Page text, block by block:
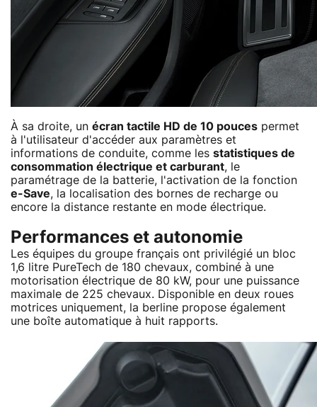
À sa droite, un écran tactile HD de 10 pouces permet
à l'utilisateur d'accéder aux paramètres et
informations de conduite, comme les statistiques de
consommation électrique et carburant, le
paramétrage de la batterie, l'activation de la fonction
e-Save, la localisation des bornes de recharge ou
encore la distance restante en mode électrique.
Performances et autonomie
Les équipes du groupe français ont privilégié un bloc
1,6 litre PureTech de 180 chevaux, combiné à une
motorisation électrique de 80 kW, pour une puissance
maximale de 225 chevaux. Disponible en deux roues
motrices uniquement, la berline propose également
une boîte automatique à huit rapports.